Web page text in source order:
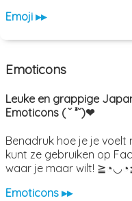
Emoji ▸▸
Emoticons
Leuke en grappige
Emoticons ( ˘ ³˘)❤
Benadruk hoe je je voelt
kunt ze gebruiken op
waar je maar wilt!
Emoticons ▸▸